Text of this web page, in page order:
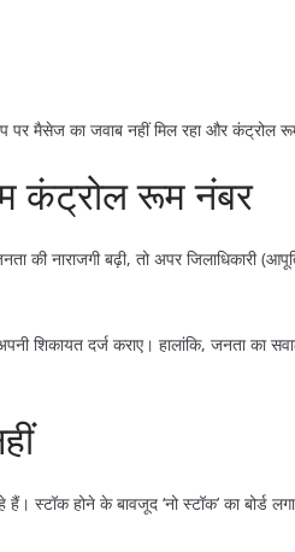
मैसेज का जवाब नहीं मिल रहा और कंट्रोल
कंट्रोल रूम नंबर
की नाराजगी बढ़ी, तो अपर जिलाधिकारी
शिकायत दर्ज कराए। हालांकि, जनता का
होने के बावजूद ‘नो स्टॉक’ का बोर्ड लगा